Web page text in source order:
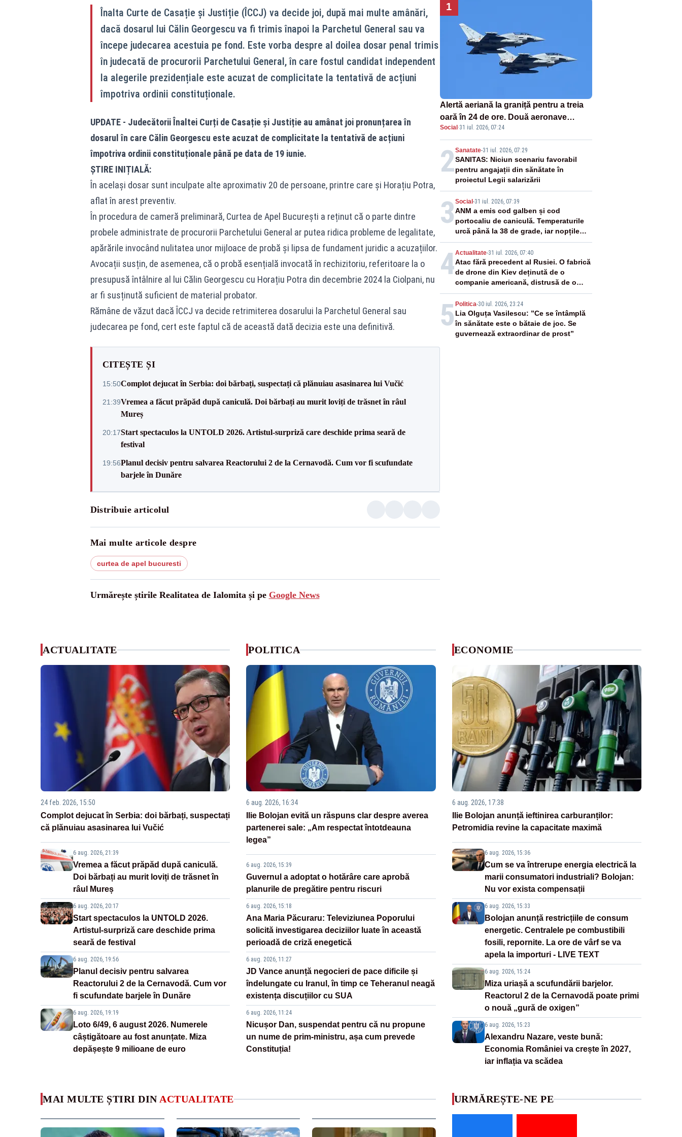
Înalta Curte de Casație și Justiție (ÎCCJ) va decide joi, după mai multe amânări,
dacă dosarul lui Călin Georgescu va fi trimis înapoi la Parchetul General sau va
începe judecarea acestuia pe fond. Este vorba despre al doilea dosar penal trimis
în judecată de procurorii Parchetului General, în care fostul candidat independent
la alegerile prezidențiale este acuzat de complicitate la tentativă de acțiuni
împotriva ordinii constituționale.
UPDATE - Judecătorii Înaltei Curți de Casație și Justiție au amânat joi pronunțarea în
dosarul în care Călin Georgescu este acuzat de complicitate la tentativă de acțiuni
împotriva ordinii constituționale până pe data de 19 iunie.
ȘTIRE INIȚIALĂ:
În același dosar sunt inculpate alte aproximativ 20 de persoane, printre care și Horațiu Potra,
aflat în arest preventiv.
În procedura de cameră preliminară, Curtea de Apel București a reținut că o parte dintre
probele administrate de procurorii Parchetului General ar putea ridica probleme de legalitate,
apărările invocând nulitatea unor mijloace de probă și lipsa de fundament juridic a acuzațiilor.
Avocații susțin, de asemenea, că o probă esențială invocată în rechizitoriu, referitoare la o
presupusă întâlnire al lui Călin Georgescu cu Horațiu Potra din decembrie 2024 la Ciolpani, nu
ar fi susținută suficient de material probator.
Rămâne de văzut dacă ÎCCJ va decide retrimiterea dosarului la Parchetul General sau
judecarea pe fond, cert este faptul că de această dată decizia este una definitivă.
CITEȘTE ȘI
15:50Complot dejucat în Serbia: doi bărbați, suspectați că plănuiau asasinarea lui Vučić
21:39Vremea a făcut prăpăd după caniculă. Doi bărbați au murit loviți de trăsnet în râul
Mureș
20:17Start spectaculos la UNTOLD 2026. Artistul-surpriză care deschide prima seară de
festival
19:56Planul decisiv pentru salvarea Reactorului 2 de la Cernavodă. Cum vor fi scufundate
barjele în Dunăre
Distribuie articolul
Mai multe articole despre
curtea de apel bucuresti
Urmărește știrile Realitatea de Ialomita și pe Google News
1
Alertă aeriană la graniță pentru a treia
oară în 24 de ore. Două aeronave
Eurofighter britanice au fost ridicate de
la sol
Social ·31 iul. 2026, 07:24
2Sanatate-31 iul. 2026, 07:29
SANITAS: Niciun scenariu favorabil
pentru angajații din sănătate în
proiectul Legii salarizării
3 Social -31 iul. 2026, 07:39
ANM a emis cod galben și cod
portocaliu de caniculă. Temperaturile
urcă până la 38 de grade, iar nopțile
devin tropicale
4Actualitate-31 iul. 2026, 07:40
Atac fără precedent al Rusiei. O fabrică
de drone din Kiev deținută de o
companie americană, distrusă de o
rachetă rusească
5 Politica-30 iul. 2026, 23:24
Lia Olguța Vasilescu: ”Ce se întâmplă
în sănătate este o bătaie de joc. Se
guvernează extraordinar de prost”
ACTUALITATE
24 feb. 2026, 15:50
Complot dejucat în Serbia: doi bărbați, suspectați
că plănuiau asasinarea lui Vučić
6 aug. 2026, 21:39
Vremea a făcut prăpăd după caniculă.
Doi bărbați au murit loviți de trăsnet în
râul Mureș
6 aug. 2026, 20:17
Start spectaculos la UNTOLD 2026.
Artistul-surpriză care deschide prima
seară de festival
6 aug. 2026, 19:56
Planul decisiv pentru salvarea
Reactorului 2 de la Cernavodă. Cum vor
fi scufundate barjele în Dunăre
6 aug. 2026, 19:19
Loto 6/49, 6 august 2026. Numerele
câștigătoare au fost anunțate. Miza
depășește 9 milioane de euro
POLITICA
6 aug. 2026, 16:34
Ilie Bolojan evită un răspuns clar despre averea
partenerei sale: „Am respectat întotdeauna
legea”
6 aug. 2026, 15:39
Guvernul a adoptat o hotărâre care aprobă
planurile de pregătire pentru riscuri
6 aug. 2026, 15:18
Ana Maria Păcuraru: Televiziunea Poporului
solicită investigarea deciziilor luate în această
perioadă de criză enegetică
6 aug. 2026, 11:27
JD Vance anunță negocieri de pace dificile și
îndelungate cu Iranul, în timp ce Teheranul neagă
existența discuțiilor cu SUA
6 aug. 2026, 11:24
Nicușor Dan, suspendat pentru că nu propune
un nume de prim-ministru, așa cum prevede
Constituția!
ECONOMIE
6 aug. 2026, 17:38
Ilie Bolojan anunță ieftinirea carburanților:
Petromidia revine la capacitate maximă
6 aug. 2026, 15:36
Cum se va întrerupe energia electrică la
marii consumatori industriali? Bolojan:
Nu vor exista compensații
6 aug. 2026, 15:33
Bolojan anunță restricțiile de consum
energetic. Centralele pe combustibili
fosili, repornite. La ore de vârf se va
apela la importuri - LIVE TEXT
6 aug. 2026, 15:24
Miza uriașă a scufundării barjelor.
Reactorul 2 de la Cernavodă poate primi
o nouă „gură de oxigen”
6 aug. 2026, 15:23
Alexandru Nazare, veste bună:
Economia României va crește în 2027,
iar inflația va scădea
MAI MULTE ȘTIRI DIN ACTUALITATE URMĂREȘTE-NE PE